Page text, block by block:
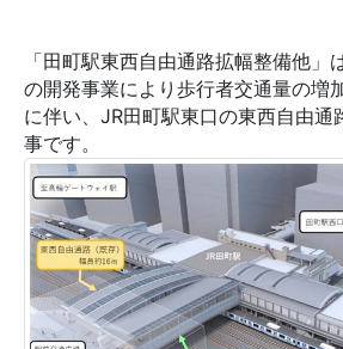
「田町駅東西自由通路拡幅整備他」
の開発事業により歩行者交通量の増
に伴い、JR田町駅東口の東西自由通
事です。